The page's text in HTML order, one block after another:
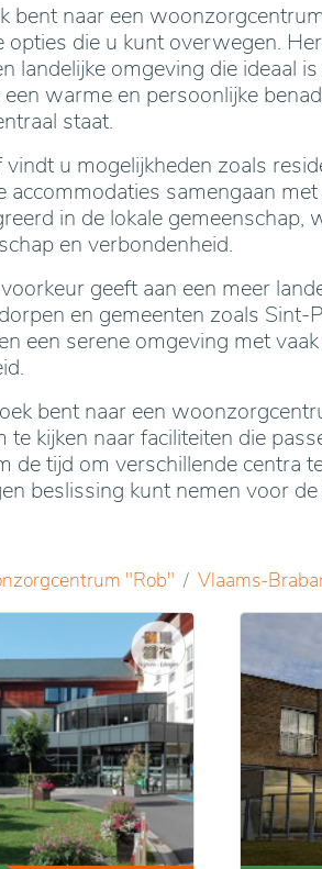
bent naar een
opties die u kunt overwegen.
landelijke omgeving die ideaal
warme en persoonlijke
staat.
vindt u mogelijkheden zoals
accommodaties samengaan
in de lokale
en verbondenheid.
geeft aan een meer
en gemeenten zoals Sint-
een serene omgeving met
bent naar een
te kijken naar faciliteiten die
de tijd om verschillende centra
beslissing kunt nemen voor
"Rob" Vlaams-